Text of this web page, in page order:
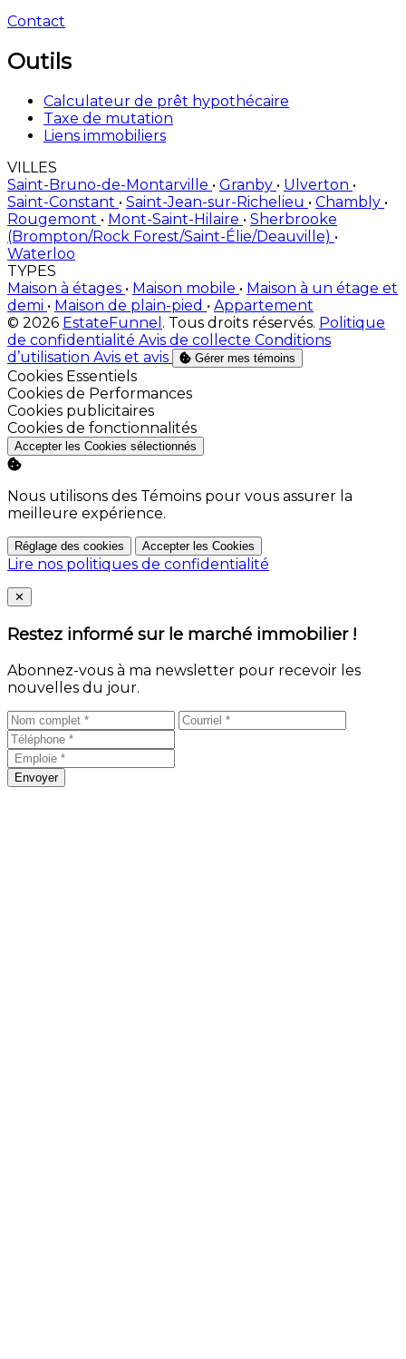
Contact
Outils
Calculateur de prêt hypothécaire
Taxe de mutation
Liens immobiliers
VILLES
Saint-Bruno-de-Montarville • Granby • Ulverton •
Saint-Constant • Saint-Jean-sur-Richelieu • Chambly •
Rougemont • Mont-Saint-Hilaire • Sherbrooke
(Brompton/Rock Forest/Saint-Élie/Deauville) •
Waterloo
TYPES
Maison à étages • Maison mobile • Maison à un étage et
demi • Maison de plain-pied • Appartement
© 2026 EstateFunnel . Tous droits réservés. Politique
de confidentialité Avis de collecte Conditions
d’utilisation Avis et avis Gérer mes témoins
Activer
Cookies Essentiels
Activer
Cookies de Performances
Activer
Cookies publicitaires
Activer
Cookies de fonctionnalités
Accepter les Cookies sélectionnés
Nous utilisons des Témoins pour vous assurer la
meilleure expérience.
Réglage des cookies Accepter les Cookies
Lire nos politiques de confidentialité
Close
✕
Restez informé sur le marché immobilier !
Abonnez-vous à ma newsletter pour recevoir les
nouvelles du jour.
Envoyer